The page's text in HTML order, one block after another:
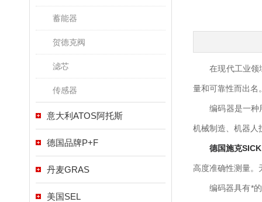
蓄能器
贺德克阀
滤芯
传感器
意大利ATOS阿托斯
德国品牌P+F
丹麦GRAS
美国SEL
在现代工业领域
量和可靠性而出名
编码器是一种用
机械制造、机器人
德国施克
高度准确性测量。
编码器具有*的